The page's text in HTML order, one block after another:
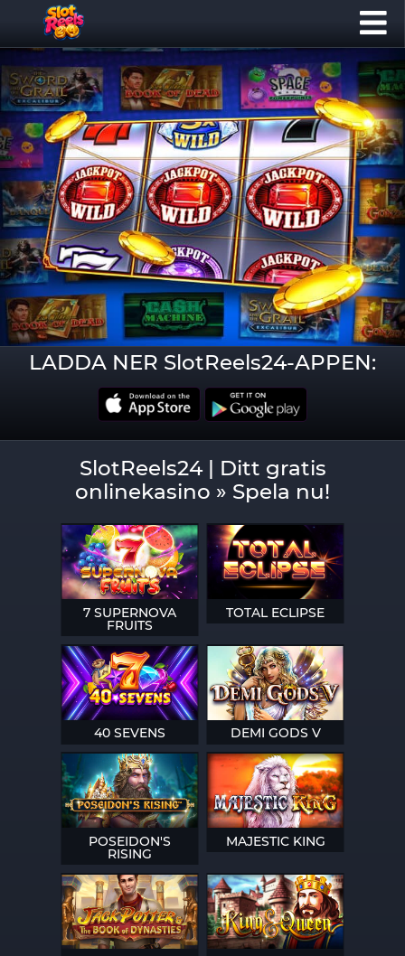
LADDA NER SlotReels24-APPEN:
SlotReels24 | Ditt gratis
onlinekasino » Spela nu!
7 SUPERNOVA
FRUITS
TOTAL ECLIPSE
40 SEVENS DEMI GODS V
POSEIDON'S
RISING
MAJESTIC KING